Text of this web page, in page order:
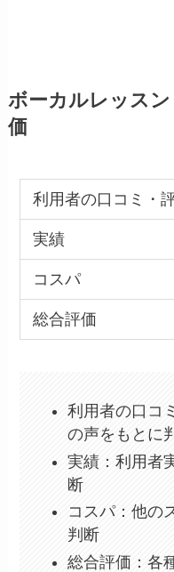
ボーカルレッス
価
利用者の口コミ・
実績
コスパ
総合評価
利用者の口コ
の声をもとに
実績：利用者
断
コスパ：他の
判断
総合評価：各